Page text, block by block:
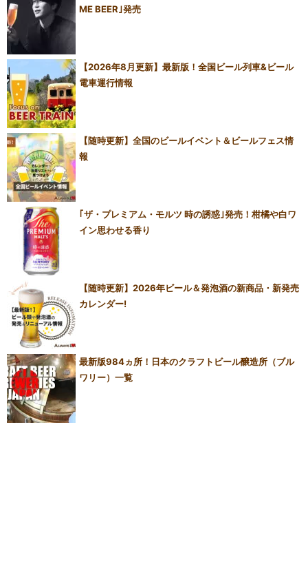
ME BEER｣発売
【2026年8月更新】最新版！全国ビール列車&ビール
電車運行情報
【随時更新】全国のビールイベント＆ビールフェス情
報
｢ザ・プレミアム・モルツ 時の誘惑｣発売！柑橘や白ワ
イン思わせる香り
【随時更新】2026年ビール＆発泡酒の新商品・新発売
カレンダー!
最新版984ヵ所！日本のクラフトビール醸造所（ブル
ワリー）一覧